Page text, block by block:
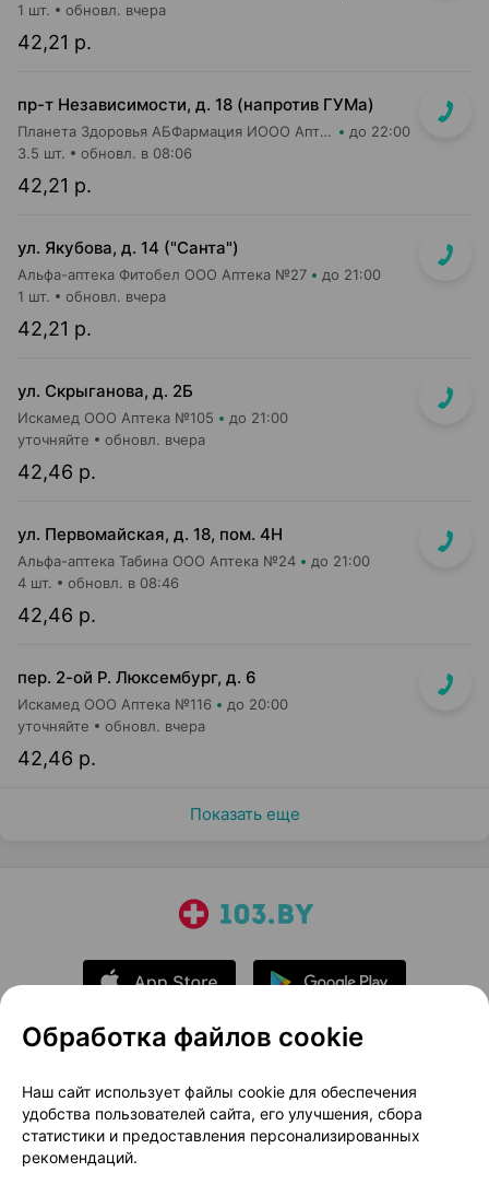
42,21 р.
1 шт. обновл. вчера
пр-т Независимости, д. 18 (напротив ГУМа)
Планета Здоровья АБФармация ИООО Аптека №1 до 22:00
42,21 р.
3.5 шт. обновл. в 08:06
ул. Якубова, д. 14 ("Санта")
Альфа-аптека Фитобел ООО Аптека №27 до 21:00
42,21 р.
1 шт. обновл. вчера
ул. Скрыганова, д. 2Б
Искамед ООО Аптека №105 до 21:00
42,46 р.
уточняйте обновл. вчера
ул. Первомайская, д. 18, пом. 4Н
Альфа-аптека Табина ООО Аптека №24 до 21:00
42,46 р.
4 шт. обновл. в 08:46
пер. 2-ой Р. Люксембург, д. 6
Искамед ООО Аптека №116 до 20:00
42,46 р.
уточняйте обновл. вчера
Показать еще
О проекте
Новости проекта
Размещение рекламы
Медицинский маркетинг
Публичный договор
Доставка
Обработка файлов cookie
Наш сайт использует файлы cookie для обеспечения
удобства пользователей сайта, его улучшения, сбора
статистики и предоставления персонализированных
рекомендаций.